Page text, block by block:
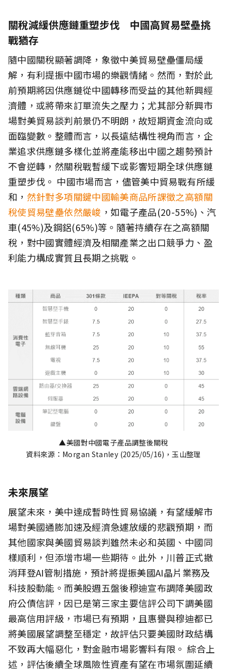
關稅減緩供應鏈重塑步伐 中國高貿易壁壘挑
戰猶存
隨中國關稅顯著調降，象徵中美貿易壁壘僵局緩
解，有利提振中國市場的樂觀情緒。然而，對於此
前預期將因供應鏈從中國轉移而受益的其他新興經
濟體，或將帶來訂單流失之壓力；尤其部分新興市
場對美貿易談判前景仍不明朗，故短期資金流向或
面臨變數。整體而言，以長遠結構性視角而言，企
業追求供應鏈多樣化並將產能移出中國之趨勢預計
不會逆轉，然關稅戰暫緩下或影響短期全球供應鏈
重塑步伐。 中國市場而言，儘管美中貿易戰有所緩
和， 然針對多項關鍵中國輸美商品所課徵之高額關
稅使貿易壁壘依然嚴峻 ，如電子產品(20-55%)、汽
車(45%)及鋼鋁(65%)等。隨著持續存在之高額關
稅，對中國實體經濟及相關產業之出口競爭力、盈
利能力構成實質且長期之挑戰。
▲美國對中國電子產品調整後關稅
資料來源：Morgan Stanley (2025/05/16)，玉山整理
未來展望
展望未來，美中達成暫時性貿易協議，有望緩解市
場對美國通膨加速及經濟急遽放緩的悲觀預期，而
其他國家與美國貿易談判雖然未必和英國、中國同
樣順利，但添增市場一些期待。此外，川普正式撤
消拜登AI管制措施，預計將提振美國AI晶片業務及
科技股動能。而美股週五盤後穆迪宣布調降美國政
府公債信評，因已是第三家主要信評公司下調美國
最高信用評級，市場已有預期，且惠譽與穆迪都已
將美國展望調整至穩定，故評估只要美國財政結構
不致再大幅惡化，對金融市場影響料有限。 綜合上
述，評估後續全球風險性資產有望在市場氛圍延續